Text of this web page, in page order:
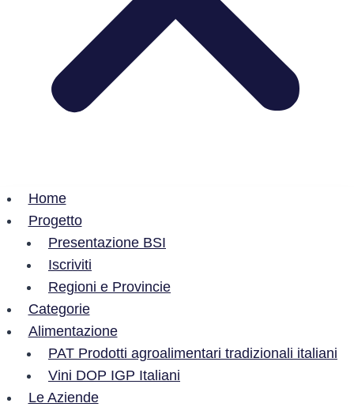
Home
Progetto
Presentazione BSI
Iscriviti
Regioni e Provincie
Categorie
Alimentazione
PAT Prodotti agroalimentari tradizionali italiani
Vini DOP IGP Italiani
Le Aziende